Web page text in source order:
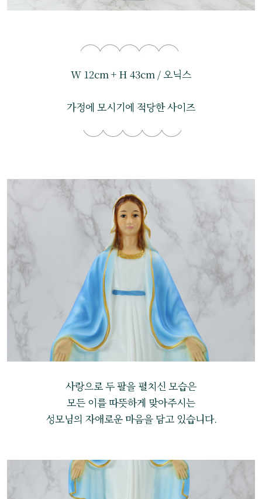
W 12cm + H 43cm / 오닉스
가정에 모시기에 적당한 사이즈
사랑으로 두 팔을 펼치신 모습은
모든 이를 따뜻하게 맞아주시는
성모님의 자애로운 마음을 담고 있습니다.